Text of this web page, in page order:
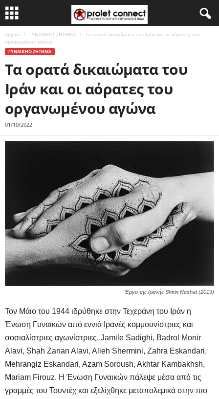
Αρχική ΓΥΝΑΙΚΕΙΟ ΖΗΤΗΜΑ
Τα ορατά δικαιώματα του Ιράν και οι αόρατες του
οργανωμένου αγώνα
ΓΥΝΑΙΚΕΙΟ ΖΗΤΗΜΑ
Τα ορατά δικαιώματα του
Ιράν και οι αόρατες του
οργανωμένου αγώνα
01/10/2022
Έργο της Ιρανής Shirin Neshat (2019)
Τον Μάιο του 1944 ιδρύθηκε στην Τεχεράνη του Ιράν η
Ένωση Γυναικών από εννιά Ιρανές κομμουνίστριες και
σοσιαλίστριες αγωνίστριες. Jamile Sadighi, Badrol Monir
Alavi, Shah Zanan Alavi, Alieh Shermini, Zahra Eskandari,
Mehrangiz Eskandari, Azam Soroush, Akhtar Kambakhsh,
Mariam Firouz. Η Ένωση Γυναικών πάλεψε μέσα από τις
γραμμές του Τουντέχ και εξελίχθηκε μεταπολεμικά στην πιο